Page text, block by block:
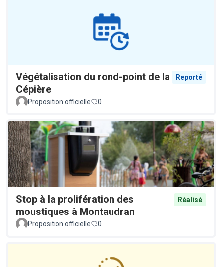
Végétalisation du rond-point de la
Cépière
Reporté
Proposition officielle 0
Stop à la prolifération des
moustiques à Montaudran
Réalisé
Proposition officielle 0